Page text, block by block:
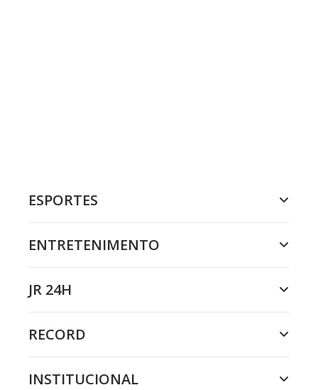
ESPORTES
ENTRETENIMENTO
JR 24H
RECORD
INSTITUCIONAL